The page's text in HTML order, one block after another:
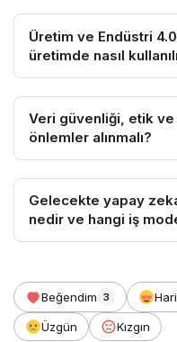
Üretim ve Endüstri
üretimde nasıl
Veri güvenliği, etik ve
önlemler alınmalı?
Gelecekte yapay
nedir ve hangi iş
Beğendim 3
Üzgün Kızgın